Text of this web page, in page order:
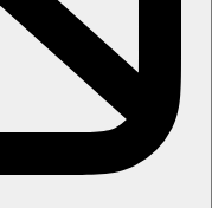
a různé druhy
procedur.